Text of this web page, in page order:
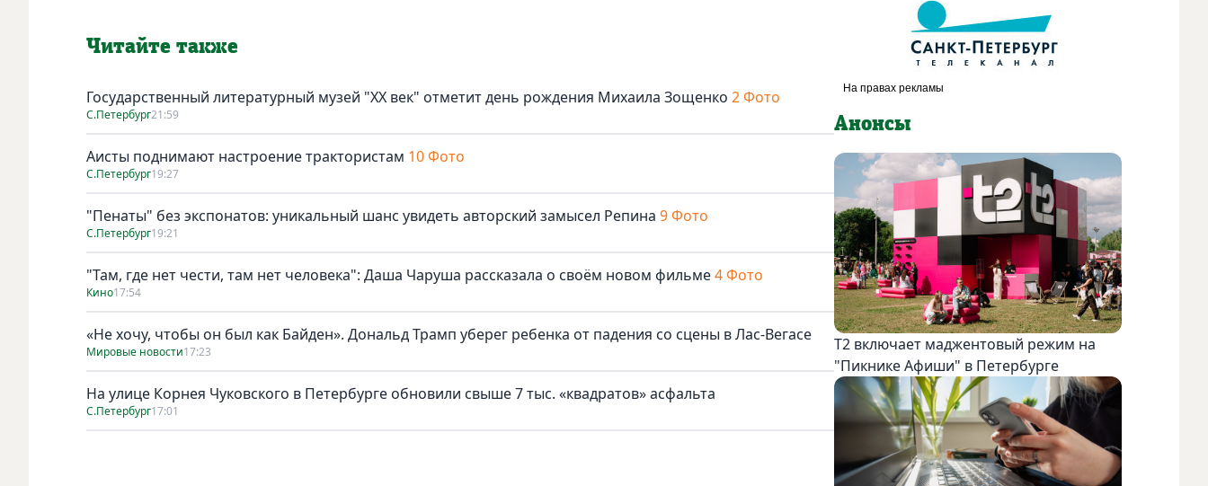
Читайте также
Государственный литературный музей "ХХ век" отметит день рождения Михаила Зощенко 2 Фото
С.Петербург21:59
Аисты поднимают настроение трактористам 10 Фото
С.Петербург19:27
"Пенаты" без экспонатов: уникальный шанс увидеть авторский замысел Репина 9 Фото
С.Петербург19:21
"Там, где нет чести, там нет человека": Даша Чаруша рассказала о своём новом фильме4 Фото
Кино17:54
«Не хочу, чтобы он был как Байден». Дональд Трамп уберег ребенка от падения со сцены в Лас-Вегасе
Мировые новости17:23
На улице Корнея Чуковского в Петербурге обновили свыше 7 тыс. «квадратов» асфальта
С.Петербург17:01
Анонсы
Т2 включает маджентовый режим на
"Пикнике Афиши" в Петербурге